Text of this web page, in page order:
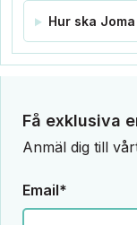
Hur ska
Få exklusiva
Anmäl dig till
Email*